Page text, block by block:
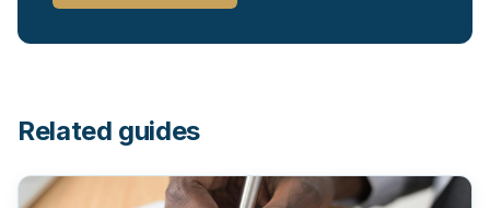
Related guides